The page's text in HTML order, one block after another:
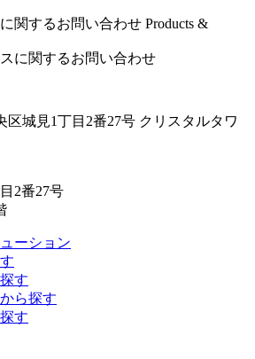
関するお問い合わせ Products &
区城見1丁目2番27号 クリスタルタワ
2番27号
ーション
す
ら探す
す